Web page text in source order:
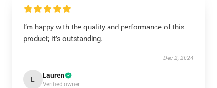
I’m happy with the quality and performance of this
product; it’s outstanding.
Dec 2, 2024
L Lauren
Verified owner